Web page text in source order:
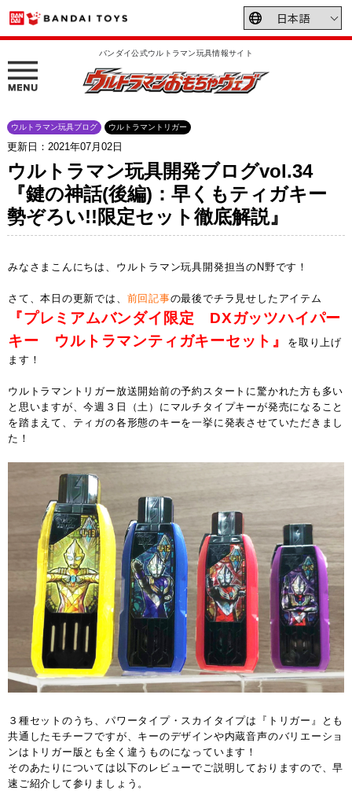
バンダイ公式ウルトラマン玩具情報サイト
更新日：2021年07月02日
ウルトラマン玩具ブログ ウルトラマントリガー
ウルトラマン玩具開発ブログvol.34
『鍵の神話(後編)：早くもティガキー
勢ぞろい!!限定セット徹底解説』
みなさまこんにちは、ウルトラマン玩具開発担当のN野です！
さて、本日の更新では、 前回記事の最後でチラ見せしたアイテム
『プレミアムバンダイ限定 DXガッツハイパー
キー ウルトラマンティガキーセット』
を取り上げ
ます！
ウルトラマントリガー放送開始前の予約スタートに驚かれた方も多い
と思いますが、今週３日（土）にマルチタイプキーが発売になること
を踏まえて、ティガの各形態のキーを一挙に発表させていただきまし
た！
３種セットのうち、パワータイプ・スカイタイプは『トリガー』とも
共通したモチーフですが、キーのデザインや内蔵音声のバリエーショ
ンはトリガー版とも全く違うものになっています！
そのあたりについては以下のレビューでご説明しておりますので、早
速ご紹介して参りましょう。